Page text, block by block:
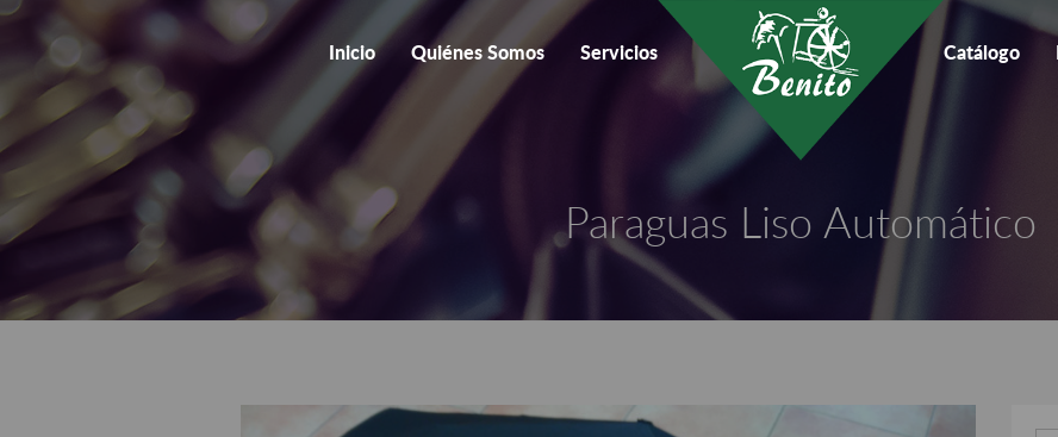
Inicio Quiénes Somos Servicios Catálogo
Paraguas Liso Automático